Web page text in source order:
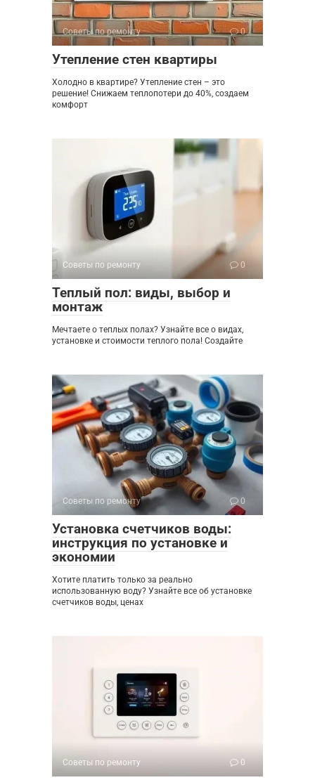
Советы по ремонту 0
Утепление стен квартиры
Холодно в квартире? Утепление стен – это
решение! Снижаем теплопотери до 40%, создаем
комфорт
Советы по ремонту 0
Теплый пол: виды, выбор и
монтаж
Мечтаете о теплых полах? Узнайте все о видах,
установке и стоимости теплого пола! Создайте
Советы по ремонту 0
Установка счетчиков воды:
инструкция по установке и
экономии
Хотите платить только за реально
использованную воду? Узнайте все об установке
счетчиков воды, ценах
Советы по ремонту 0